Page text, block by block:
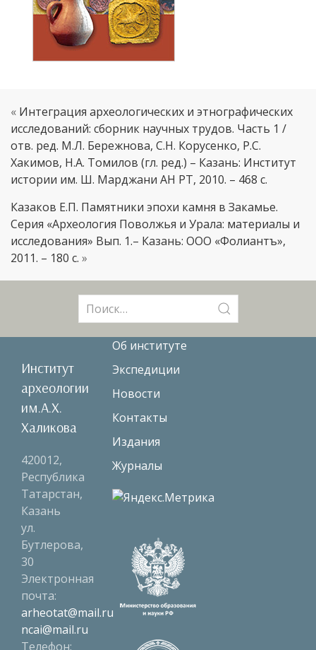
« Интеграция археологических и этнографических
исследований: сборник научных трудов. Часть 1 /
отв. ред. М.Л. Бережнова, С.Н. Корусенко, Р.С.
Хакимов, Н.А. Томилов (гл. ред.) – Казань: Институт
истории им. Ш. Марджани АН РТ, 2010. – 468 с.
Казаков Е.П. Памятники эпохи камня в Закамье.
Серия «Археология Поволжья и Урала: материалы и
исследования» Вып. 1.– Казань: ООО «Фолиантъ»,
2011. – 180 с. »
Институт
археологии
им.А.Х.
Халикова
420012,
Республика
Татарстан,
Казань
ул.
Бутлерова,
30
Электронная
почта:
arheotat@mail.ru
ncai@mail.ru
Телефон:
Об институте
Экспедиции
Новости
Контакты
Издания
Журналы